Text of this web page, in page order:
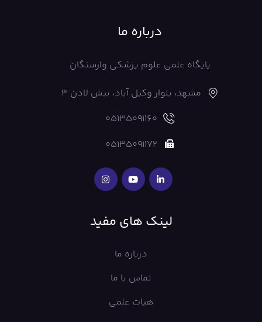
درباره ما
پایگاه علمی علوم پزشکی وارستگان
مشهد، بلوار وکیل آباد، نبش لادن 3
05135091160
05135091172
لینک های مفید
درباره ما
تماس با ما
هیات علمی